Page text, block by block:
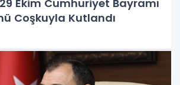
Ekim Cumhuriyet Bayramı
Coşkuyla Kutlandı